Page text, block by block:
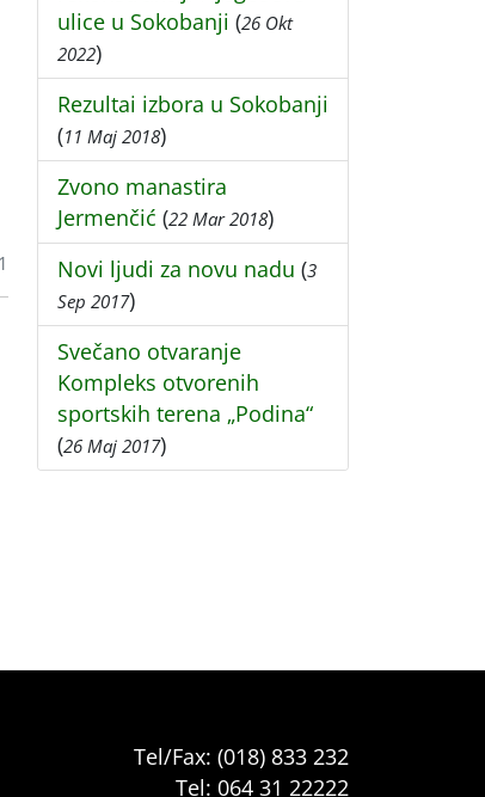
ulice u Sokobanji (26 Okt
2022)
Rezultai izbora u Sokobanji
(11 Maj 2018)
Zvono manastira
Jermenčić (22 Mar 2018)
Novi ljudi za novu nadu (3
Sep 2017)
Svečano otvaranje
Kompleks otvorenih
sportskih terena „Podina“
(26 Maj 2017)
Tel/Fax: (018) 833 232
Tel: 064 31 22222